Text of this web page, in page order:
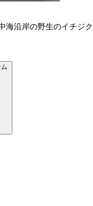
海沿岸の野生のイチジク